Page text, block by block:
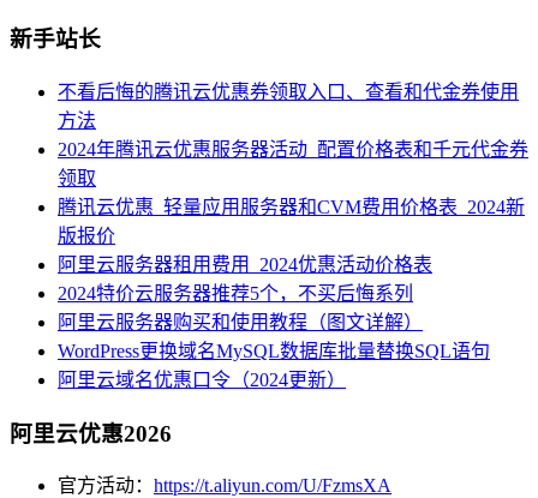
新手站长
不看后悔的腾讯云优惠券领取入口、查看和代金券使用
方法
2024年腾讯云优惠服务器活动_配置价格表和千元代金券
领取
腾讯云优惠_轻量应用服务器和CVM费用价格表_2024新
版报价
阿里云服务器租用费用_2024优惠活动价格表
2024特价云服务器推荐5个，不买后悔系列
阿里云服务器购买和使用教程（图文详解）
WordPress更换域名MySQL数据库批量替换SQL语句
阿里云域名优惠口令（2024更新）
阿里云优惠2026
官方活动： https://t.aliyun.com/U/FzmsXA